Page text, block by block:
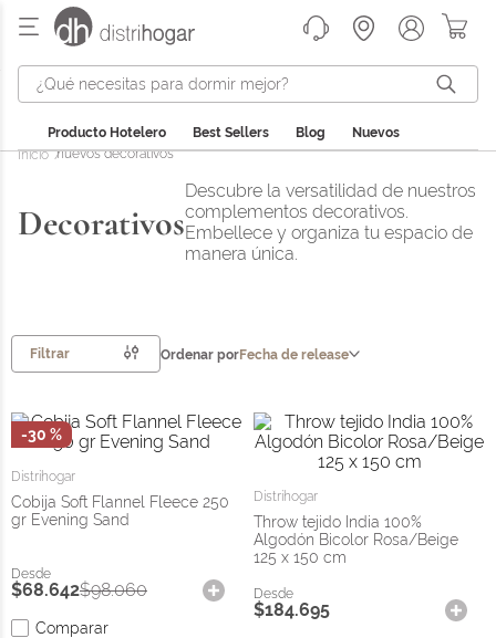
¿Qué necesitas para dormir mejor?
Producto Hotelero Best Sellers Blog Nuevos
y textiles para el hogar
nuevos decorativos
Decorativos
Descubre la versatilidad de nuestros
complementos decorativos.
Embellece y organiza tu espacio de
manera única.
Filtrar Ordenar porFecha de release
-30 %
Distrihogar
Cobija Soft Flannel Fleece 250
gr Evening Sand
$68.642$98.060
Comparar
Distrihogar
Throw tejido India 100%
Algodón Bicolor Rosa/Beige
125 x 150 cm
$184.695